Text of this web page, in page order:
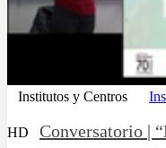
Institutos y Centros
HD Conversatorio |